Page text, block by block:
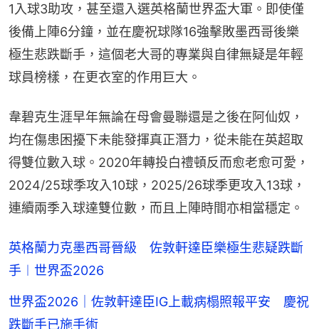
1入球3助攻，甚至還入選英格蘭世界盃大軍。即使僅
後備上陣6分鐘，並在慶祝球隊16強擊敗墨西哥後樂
極生悲跌斷手，這個老大哥的專業與自律無疑是年輕
球員榜樣，在更衣室的作用巨大。
韋碧克生涯早年無論在母會曼聯還是之後在阿仙奴，
均在傷患困擾下未能發揮真正潛力，從未能在英超取
得雙位數入球。2020年轉投白禮頓反而愈老愈可愛，
2024/25球季攻入10球，2025/26球季更攻入13球，
連續兩季入球達雙位數，而且上陣時間亦相當穩定。
英格蘭力克墨西哥晉級 佐敦軒達臣樂極生悲疑跌斷
手︱世界盃2026
世界盃2026｜佐敦軒達臣IG上載病榻照報平安 慶祝
跌斷手已施手術